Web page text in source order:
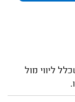
ליווי מול